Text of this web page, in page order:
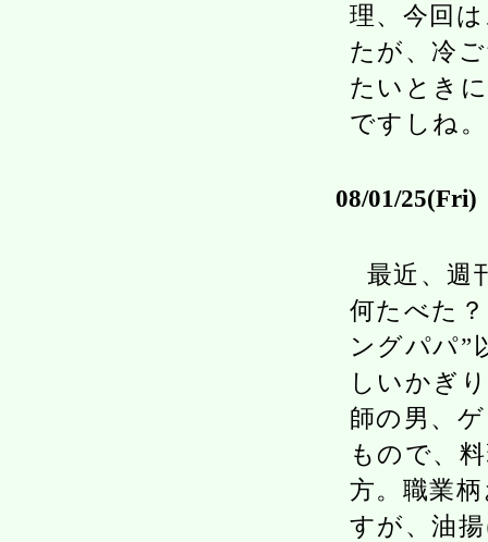
理、今回
たが、冷
たいとき
ですしね。
08/01/25(Fri)
最近、週
何たべた
ングパパ”
しいかぎ
師の男、
もので、
方。職業
すが、油